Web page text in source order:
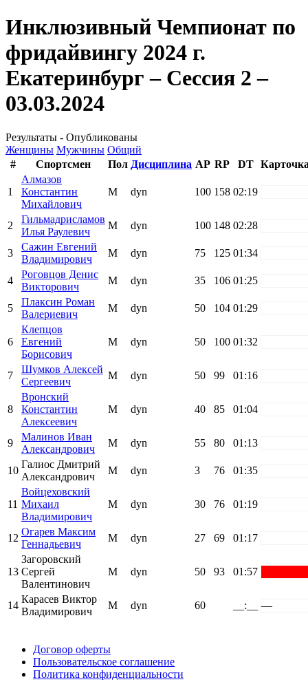
Инклюзивный Чемпионат по
фридайвингу 2024 г.
Екатеринбург – Сессия 2 –
03.03.2024
Результаты - Опубликованы
Женщины Мужчины Общий
#
Спортсмен Пол Дисциплина AP RP DT
1
Алмазов
Константин
Михайлович
М dyn 100 158 02:19
2
Гильмадрисламов
Илья Раулевич
М dyn 100 148 02:28
3
Сажин Евгений
Владимирович
М dyn 75 125 01:34
4
Роговцов Денис
Викторович
М dyn 35 106 01:25
5
Плаксин Роман
Валериевич
М dyn 50 104 01:29
6
Клепцов
Евгений
Борисович
М dyn 50 100 01:32
7
Шумков Алексей
Сергеевич
М dyn 50 99 01:16
8
Вронский
Константин
Алексеевич
М dyn 40 85 01:04
9
Малинов Иван
Александрович
М dyn 55 80 01:13
10
Галиос Дмитрий
Александрович
М dyn 3 76 01:35
11
Войцеховский
Михаил
Владимирович
М dyn 30 76 01:19
12
Огарев Максим
Геннадьевич
М dyn 27 69 01:17
13
Загоровский
Сергей
Валентинович
М dyn 50 93 01:57
14
Карасев Виктор
Владимирович
М dyn 60 __:__
—
Договор оферты
Пользовательское соглашение
Политика конфиденциальности